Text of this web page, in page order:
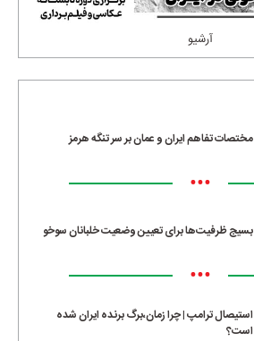
آرشیو
مختصات تفاهم ایران و عمان بر سر تنگه هرمز
•••
بسیج ظرفیت‌ها برای تعیین وضعیت خلبانان سوخو
•••
استیصال ترامپ | چرا زمان،برگ برنده ایران شده
است؟